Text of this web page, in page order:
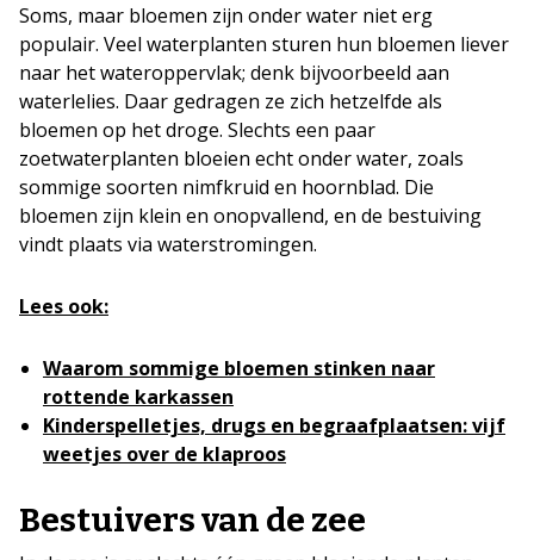
Soms, maar bloemen zijn onder water niet erg
populair. Veel waterplanten sturen hun bloemen liever
naar het wateroppervlak; denk bijvoorbeeld aan
waterlelies. Daar gedragen ze zich hetzelfde als
bloemen op het droge. Slechts een paar
zoetwaterplanten bloeien echt onder water, zoals
sommige soorten nimfkruid en hoornblad. Die
bloemen zijn klein en onopvallend, en de bestuiving
vindt plaats via waterstromingen.
Lees ook:
Waarom sommige bloemen stinken naar
rottende karkassen
Kinderspelletjes, drugs en begraafplaatsen: vijf
weetjes over de klaproos
Bestuivers van de zee